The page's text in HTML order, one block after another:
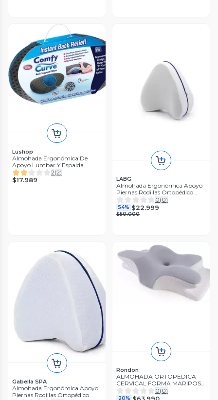
Lushop
Almohada Ergonómica De
Apoyo Lumbar Y Espalda
Columna
2(2)
$17.989 LABG
Almohada Ergonómica Apoyo
Piernas Rodillas Ortopédico
Color Blanco 0(0)
54% $22.999
$50.000
Gabella SPA
Almohada Ergonómica Apoyo
Piernas Rodillas Ortopédico
Rondon
ALMOHADA ORTOPEDICA
CERVICAL FORMA MARIPOSA
ERGONOMICA LAU
0(0)
20%